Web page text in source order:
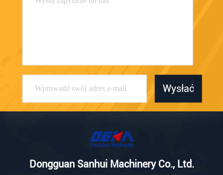
Wysłać
Dongguan Sanhui Machinery Co., Ltd.